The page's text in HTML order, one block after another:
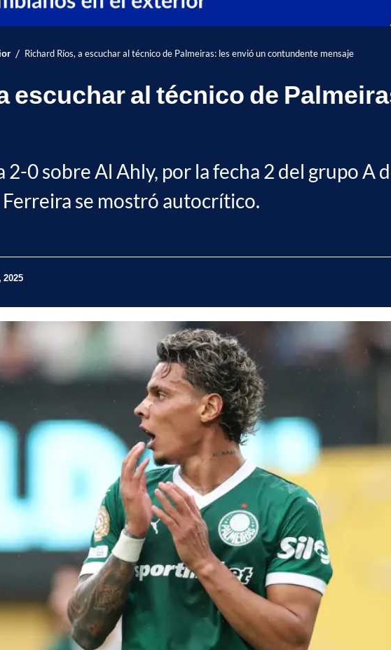
/ Richard Ríos, a escuchar al técnico de Palmeiras: les envió un contundente mensaje
escuchar al técnico de
2-0 sobre Al Ahly, por la fecha 2 del grupo A
se mostró autocrítico.
2025